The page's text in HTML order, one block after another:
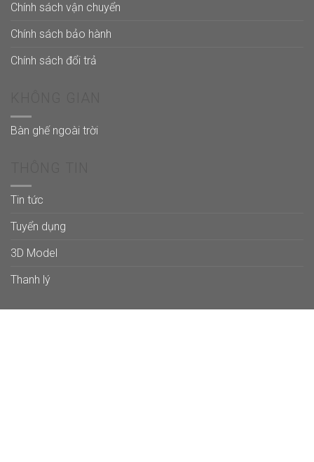
Chính sách vận chuyển
Chính sách bảo hành
Chính sách đổi trả
Bàn ghế ngoài trời
Tin tức
Tuyển dụng
3D Model
Thanh lý